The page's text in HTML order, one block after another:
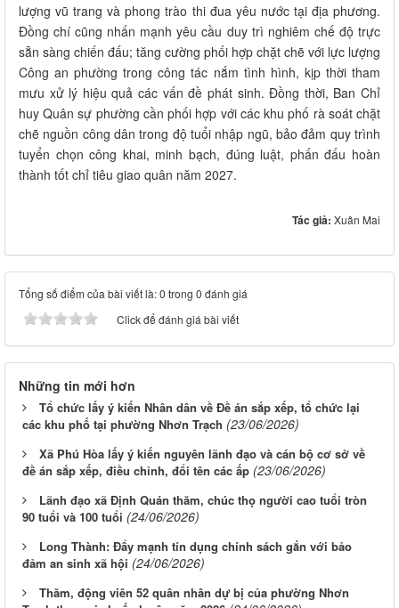
lượng vũ trang và phong trào thi đua yêu nước tại địa phương.
Đồng chí cũng nhấn mạnh yêu cầu duy trì nghiêm chế độ trực
sẵn sàng chiến đấu; tăng cường phối hợp chặt chẽ với lực lượng
Công an phường trong công tác nắm tình hình, kịp thời tham
mưu xử lý hiệu quả các vấn đề phát sinh. Đồng thời, Ban Chỉ
huy Quân sự phường cần phối hợp với các khu phố rà soát chặt
chẽ nguồn công dân trong độ tuổi nhập ngũ, bảo đảm quy trình
tuyển chọn công khai, minh bạch, đúng luật, phấn đấu hoàn
thành tốt chỉ tiêu giao quân năm 2027.
Tác giả: Xuân Mai
Tổng số điểm của bài viết là: 0 trong 0 đánh giá
Click để đánh giá bài viết
Những tin mới hơn
Tổ chức lấy ý kiến Nhân dân về Đề án sắp xếp, tổ chức lại
các khu phố tại phường Nhơn Trạch (23/06/2026)
Xã Phú Hòa lấy ý kiến nguyên lãnh đạo và cán bộ cơ sở về
đề án sắp xếp, điều chỉnh, đổi tên các ấp (23/06/2026)
Lãnh đạo xã Định Quán thăm, chúc thọ người cao tuổi tròn
90 tuổi và 100 tuổi (24/06/2026)
Long Thành: Đẩy mạnh tín dụng chính sách gắn với bảo
đảm an sinh xã hội (24/06/2026)
Thăm, động viên 52 quân nhân dự bị của phường Nhơn